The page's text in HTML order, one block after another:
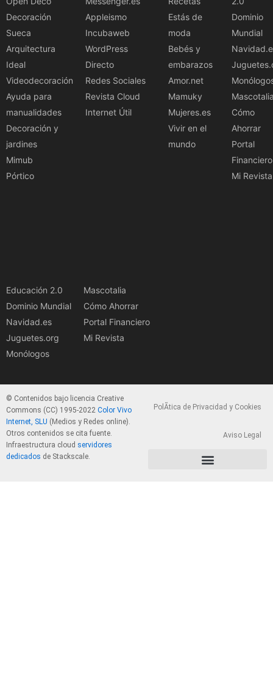
Decoración
Sueca
Arquitectura
Ideal
Videodecoración
Ayuda para
manualidades
Decoración y
jardines
Mimub
Pórtico
Appleismo
Incubaweb
WordPress
Directo
Redes Sociales
Revista Cloud
Internet Útil
Estás de
moda
Bebés y
embarazos
Amor.net
Mamuky
Mujeres.es
Vivir en el
mundo
Dominio
Mundial
Cómo
Ahorrar
Portal
Financiero
Mi Revista
Educación 2.0
Dominio Mundial
Navidad.es
Juguetes.org
Monólogos
Mascotalia
Cómo Ahorrar
Portal Financiero
Mi Revista
© Contenidos bajo licencia Creative
Commons (CC) 1995-2022 Color Vivo
Internet, SLU (Medios y Redes online).
Otros contenidos se cita fuente.
Infraestructura cloud servidores
dedicados de Stackscale.
PolÃ­tica de Privacidad y Cookies
Aviso Legal